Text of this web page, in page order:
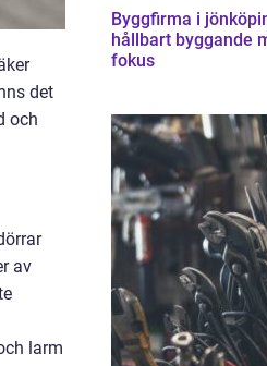
det
och
av
larm
Byggfirma i
hållbart byggande
fokus